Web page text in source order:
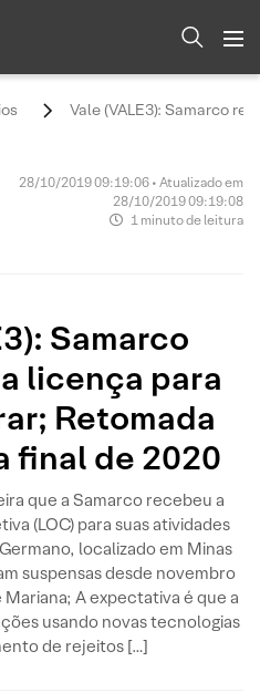
Vale (VALE3): Samarco
28/10/2019 09:19:06 • Atualizado em
28/10/2019 09:19:08
1 minuto de leitura
Samarco
licença para
Retomada
final de 2020
que a Samarco recebeu a
(LOC) para suas atividades
localizado em Minas
suspensas desde novembro
A expectativa é que a
usando novas tecnologias
de rejeitos […]